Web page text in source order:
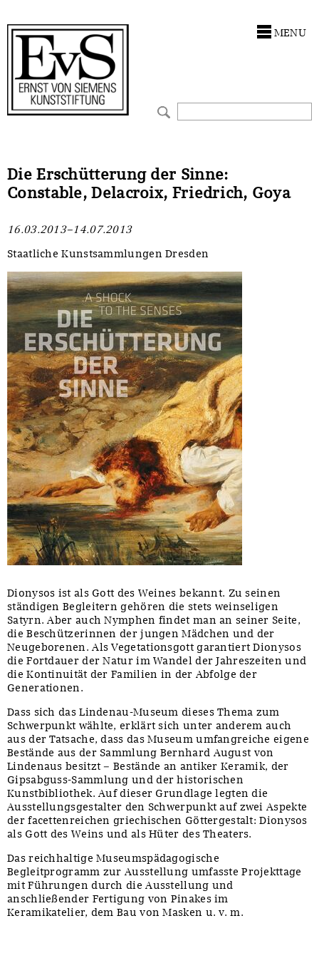
MENU
Die Erschütterung der Sinne:
Constable, Delacroix, Friedrich, Goya
16.03.2013–14.07.2013
Staatliche Kunstsammlungen Dresden
Dionysos ist als Gott des Weines bekannt. Zu seinen
ständigen Begleitern gehören die stets weinseligen
Satyrn. Aber auch Nymphen findet man an seiner Seite,
die Beschützerinnen der jungen Mädchen und der
Neugeborenen. Als Vegetationsgott garantiert Dionysos
die Fortdauer der Natur im Wandel der Jahreszeiten und
die Kontinuität der Familien in der Abfolge der
Generationen.
Dass sich das Lindenau-Museum dieses Thema zum
Schwerpunkt wählte, erklärt sich unter anderem auch
aus der Tatsache, dass das Museum umfangreiche eigene
Bestände aus der Sammlung Bernhard August von
Lindenaus besitzt – Bestände an antiker Keramik, der
Gipsabguss-Sammlung und der historischen
Kunstbibliothek. Auf dieser Grundlage legten die
Ausstellungsgestalter den Schwerpunkt auf zwei Aspekte
der facettenreichen griechischen Göttergestalt: Dionysos
als Gott des Weins und als Hüter des Theaters.
Das reichhaltige Museumspädagogische
Begleitprogramm zur Ausstellung umfasste Projekttage
mit Führungen durch die Ausstellung und
anschließender Fertigung von Pinakes im
Keramikatelier, dem Bau von Masken u. v. m.
Förderphilosophie
Gremien
Presse und Neuigkeiten
Stellenangebote
Ankauf
Restaurierungen
Werkverzeichnisse
UKRAINE-Förderlinie